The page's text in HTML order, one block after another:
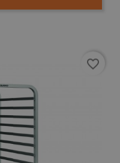
favorite_border